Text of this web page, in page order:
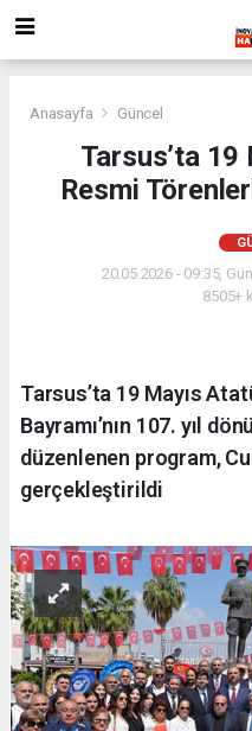
Anasayfa Güncel
Tarsus’ta 19
Resmi
20.05.2026 - 09:35,
8505+
Tarsus’ta 19 Mayıs
Bayramı’nın 107. yıl
düzenlenen program,
gerçekleştirildi